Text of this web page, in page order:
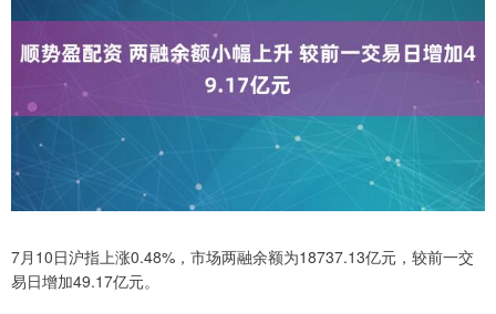
7月10日沪指上涨0.48%，市场两融余额为18737.13亿元，较前一交
易日增加49.17亿元。